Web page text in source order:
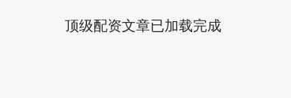
顶级配资文章已加载完成